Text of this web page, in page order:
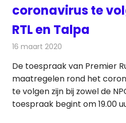
coronavirus te
RTL en Talpa
16 maart 2020
De toespraak van Premier
maatregelen rond het
te volgen zijn bij zowel de
toespraak begint om 19.00